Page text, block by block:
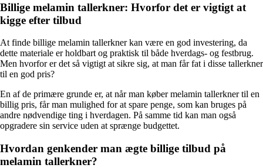
Billige melamin tallerkner: Hvorfor det er vigtigt at
kigge efter tilbud
At finde billige melamin tallerkner kan være en god investering, da
dette materiale er holdbart og praktisk til både hverdags- og festbrug.
Men hvorfor er det så vigtigt at sikre sig, at man får fat i disse tallerkner
til en god pris?
En af de primære grunde er, at når man køber melamin tallerkner til en
billig pris, får man mulighed for at spare penge, som kan bruges på
andre nødvendige ting i hverdagen. På samme tid kan man også
opgradere sin service uden at sprænge budgettet.
Hvordan genkender man ægte billige tilbud på
melamin tallerkner?